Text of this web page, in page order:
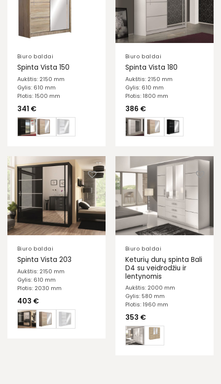
Biuro baldai
Spinta Vista 150
Aukštis: 2150 mm
Gylis: 610 mm
Plotis: 1500 mm
341 €
Biuro baldai
Spinta Vista 180
Aukštis: 2150 mm
Gylis: 610 mm
Plotis: 1800 mm
386 €
Biuro baldai
Spinta Vista 203
Aukštis: 2150 mm
Gylis: 610 mm
Plotis: 2030 mm
403 €
Biuro baldai
Keturių durų spinta Bali
D4 su veidrodžiu ir
lentynomis
Aukštis: 2000 mm
Gylis: 580 mm
Plotis: 1960 mm
353 €